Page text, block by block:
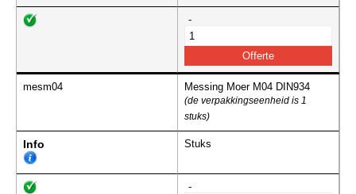
-
mesm04 Messing Moer M04 DIN934
(de verpakkingseenheid is 1
stuks)
Info Stuks
-